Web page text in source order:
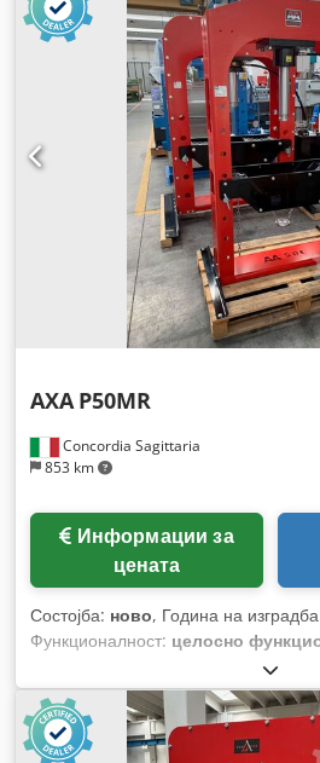
Concordia Sagittaria
853 km
AXA P50MR
цената
Состојба: ново, Година на
Функционалност: целосно